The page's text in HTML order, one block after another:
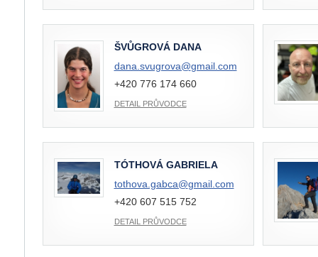
ŠVŮGROVÁ DANA
dana.svugrova@gmail.com
+420 776 174 660
DETAIL PRŮVODCE
TÓTHOVÁ GABRIELA
tothova.gabca@gmail.com
+420 607 515 752
DETAIL PRŮVODCE